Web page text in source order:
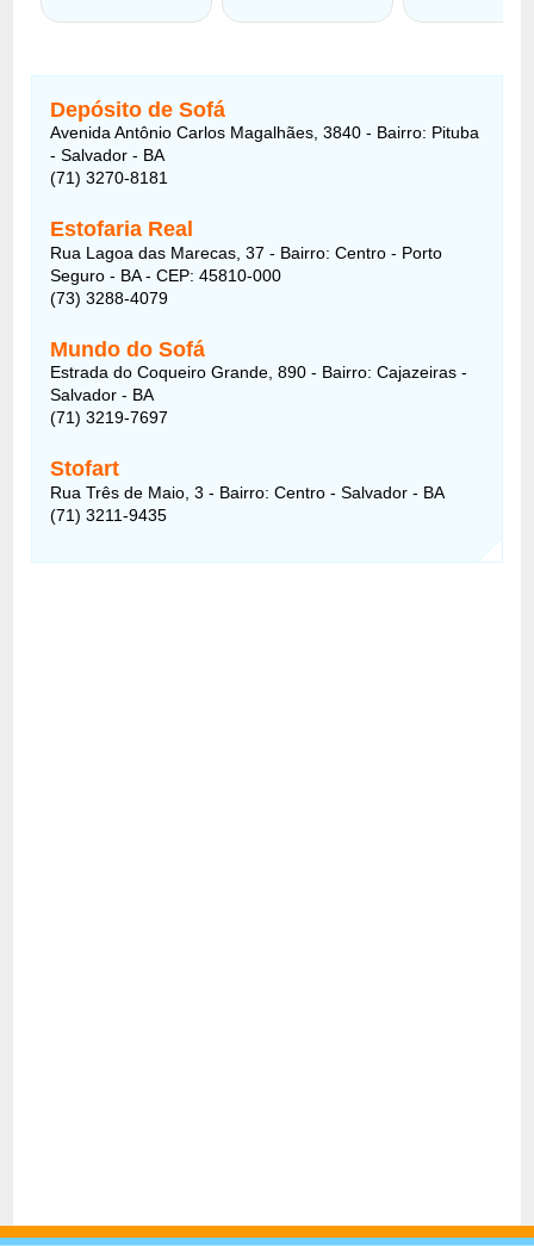
Depósito de Sofá
Avenida Antônio Carlos Magalhães, 3840 - Bairro: Pituba
- Salvador - BA
(71) 3270-8181
Estofaria Real
Rua Lagoa das Marecas, 37 - Bairro: Centro - Porto
Seguro - BA - CEP: 45810-000
(73) 3288-4079
Mundo do Sofá
Estrada do Coqueiro Grande, 890 - Bairro: Cajazeiras -
Salvador - BA
(71) 3219-7697
Stofart
Rua Três de Maio, 3 - Bairro: Centro - Salvador - BA
(71) 3211-9435